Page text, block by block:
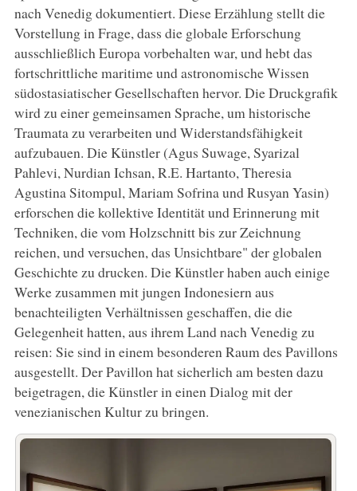
nach Venedig dokumentiert. Diese Erzählung stellt die
Vorstellung in Frage, dass die globale Erforschung
ausschließlich Europa vorbehalten war, und hebt das
fortschrittliche maritime und astronomische Wissen
südostasiatischer Gesellschaften hervor. Die Druckgrafik
wird zu einer gemeinsamen Sprache, um historische
Traumata zu verarbeiten und Widerstandsfähigkeit
aufzubauen. Die Künstler (Agus Suwage, Syarizal
Pahlevi, Nurdian Ichsan, R.E. Hartanto, Theresia
Agustina Sitompul, Mariam Sofrina und Rusyan Yasin)
erforschen die kollektive Identität und Erinnerung mit
Techniken, die vom Holzschnitt bis zur Zeichnung
reichen, und versuchen, das Unsichtbare" der globalen
Geschichte zu drucken. Die Künstler haben auch einige
Werke zusammen mit jungen Indonesiern aus
benachteiligten Verhältnissen geschaffen, die die
Gelegenheit hatten, aus ihrem Land nach Venedig zu
reisen: Sie sind in einem besonderen Raum des Pavillons
ausgestellt. Der Pavillon hat sicherlich am besten dazu
beigetragen, die Künstler in einen Dialog mit der
venezianischen Kultur zu bringen.